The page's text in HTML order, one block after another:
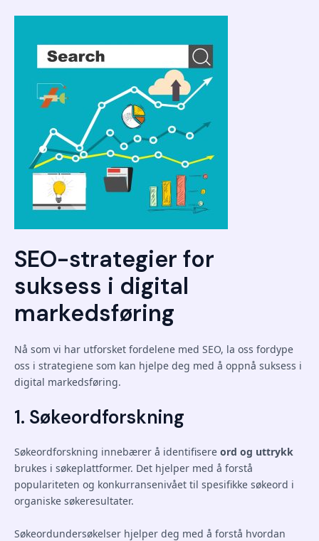
SEO-strategier for
suksess i digital
markedsføring
Nå som vi har utforsket fordelene med SEO, la oss fordype
oss i strategiene som kan hjelpe deg med å oppnå suksess i
digital markedsføring.
1. Søkeordforskning
Søkeordforskning innebærer å identifisere ord og uttrykk
brukes i søkeplattformer. Det hjelper med å forstå
populariteten og konkurransenivået til spesifikke søkeord i
organiske søkeresultater.
Søkeordundersøkelser hjelper deg med å forstå hvordan